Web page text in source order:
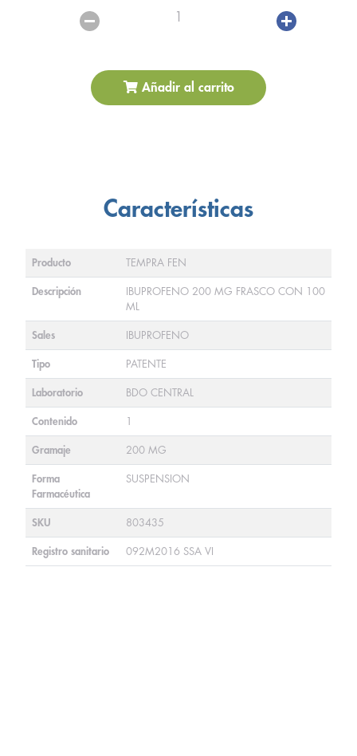
1
Añadir al carrito
Características
Producto TEMPRA FEN
Descripción
IBUPROFENO 200 MG FRASCO CON 100
ML
Sales IBUPROFENO
Tipo PATENTE
Laboratorio BDO CENTRAL
Contenido 1
Gramaje 200 MG
Forma
Farmacéutica
SUSPENSION
SKU 803435
Registro sanitario 092M2016 SSA VI